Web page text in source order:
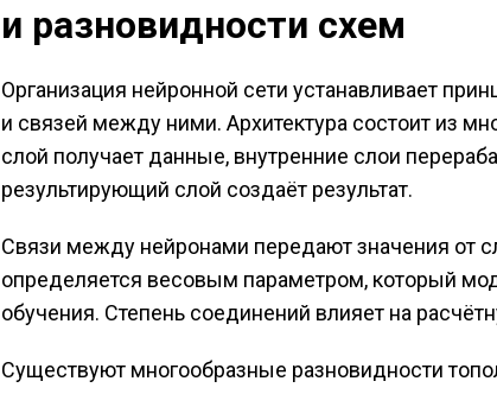
и разновидности схем
Организация нейронной сети устанавливает
и связей между ними. Архитектура состоит из
слой получает данные, внутренние слои
результирующий слой создаёт результат.
Связи между нейронами передают значения от
определяется весовым параметром, который
обучения. Степень соединений влияет на
Существуют многообразные разновидности